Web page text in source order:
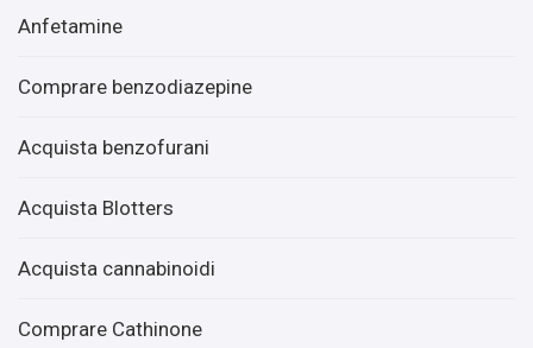
Anfetamine
Comprare benzodiazepine
Acquista benzofurani
Acquista Blotters
Acquista cannabinoidi
Comprare Cathinone